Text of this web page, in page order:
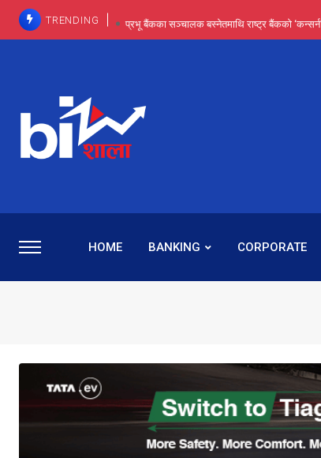
TRENDING प्रभू बैंकका सञ्चालक बस्नेतमाथि राष्ट्र बैंकको
प्रभू बैंकमा सेञ्चुरीबाट आएका कर्मचारीमाथि
कमाइमा गरिमाको दमदार छलाङ,
प्रभु बैंकमा रमिता : सर्वसाधारणबाट छिरेका
HOME BANKING CORPORATE